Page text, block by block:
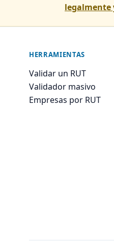
legalmente
HERRAMIENTAS
Validar un RUT
Validador masivo
Empresas por RUT